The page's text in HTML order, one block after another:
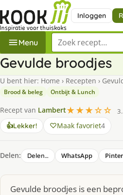
Inloggen
Menu Zoek een recept
Gevulde broodjes
U bent hier: Home › Recepten ›
Brood & beleg Ontbijt & Lunch
Recept van Lambert★★★☆☆
👍Lekker! Maak favoriet4
Delen: Delen… WhatsApp
Gevulde broodjes is een